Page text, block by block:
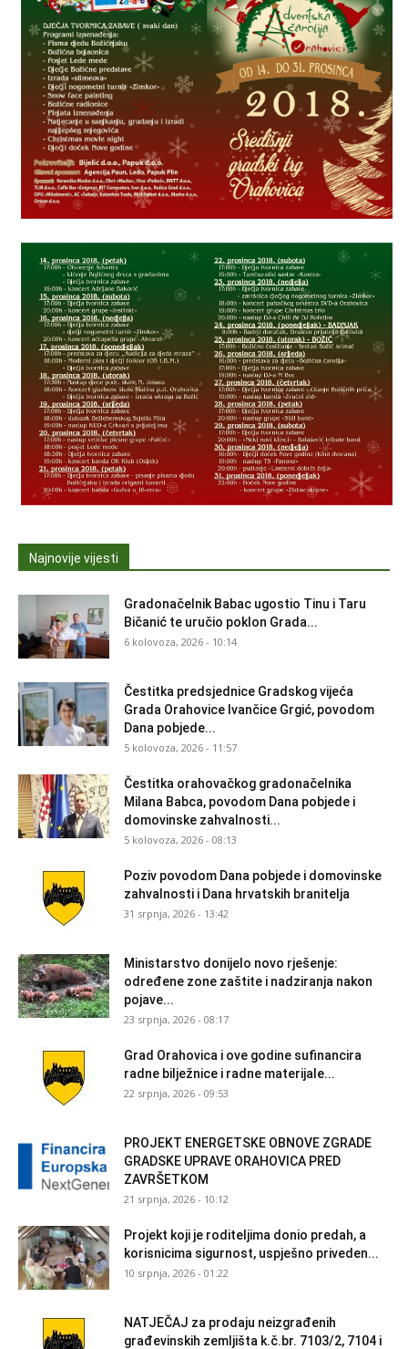
Najnovije vijesti
Gradonačelnik Babac ugostio Tinu i Taru
Bičanić te uručio poklon Grada...
6 kolovoza, 2026 - 10:14
Čestitka predsjednice Gradskog vijeća
Grada Orahovice Ivančice Grgić, povodom
Dana pobjede...
5 kolovoza, 2026 - 11:57
Čestitka orahovačkog gradonačelnika
Milana Babca, povodom Dana pobjede i
domovinske zahvalnosti...
5 kolovoza, 2026 - 08:13
Poziv povodom Dana pobjede i domovinske
zahvalnosti i Dana hrvatskih branitelja
31 srpnja, 2026 - 13:42
Ministarstvo donijelo novo rješenje:
određene zone zaštite i nadziranja nakon
pojave...
23 srpnja, 2026 - 08:17
Grad Orahovica i ove godine sufinancira
radne bilježnice i radne materijale...
22 srpnja, 2026 - 09:53
PROJEKT ENERGETSKE OBNOVE ZGRADE
GRADSKE UPRAVE ORAHOVICA PRED
ZAVRŠETKOM
21 srpnja, 2026 - 10:12
Projekt koji je roditeljima donio predah, a
korisnicima sigurnost, uspješno priveden...
10 srpnja, 2026 - 01:22
NATJEČAJ za prodaju neizgrađenih
građevinskih zemljišta k.č.br. 7103/2, 7104 i